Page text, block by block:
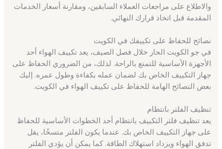
والاطلاع على مراجعات العملاء السابقين، ومقارنة أسعار الخدمات
المقدمة قبل اتخاذ قرارك النهائي.
نصائح للحفاظ على تكييفك في الكويت
في جو الكويت الحار خلال فصل الصيف، يعد تكييف الهواء أحد
الأجهزة الأساسية للتمتع بالراحة. لذلك، من الضروري الحفاظ على
جهاز التكييف الخاص بك لضمان عمله بكفاءة وطول عمره. إليك
بعض النصائح الهامة للحفاظ على تكييف الهواء في الكويت.
تنظيف الفلتر بانتظام
يعد تنظيف فلتر التكييف بانتظام أحد الخطوات الأساسية للحفاظ
على جهاز التكييف الخاص بك. عندما يكون الفلتر متسخًا، يقل
تدفق الهواء ويزداد استهلاك الطاقة. كما يمكن أن يؤدي الفلتر